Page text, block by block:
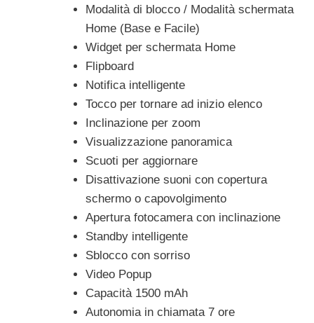
Modalità di blocco / Modalità schermata
Home (Base e Facile)
Widget per schermata Home
Flipboard
Notifica intelligente
Tocco per tornare ad inizio elenco
Inclinazione per zoom
Visualizzazione panoramica
Scuoti per aggiornare
Disattivazione suoni con copertura
schermo o capovolgimento
Apertura fotocamera con inclinazione
Standby intelligente
Sblocco con sorriso
Video Popup
Capacità 1500 mAh
Autonomia in chiamata 7 ore